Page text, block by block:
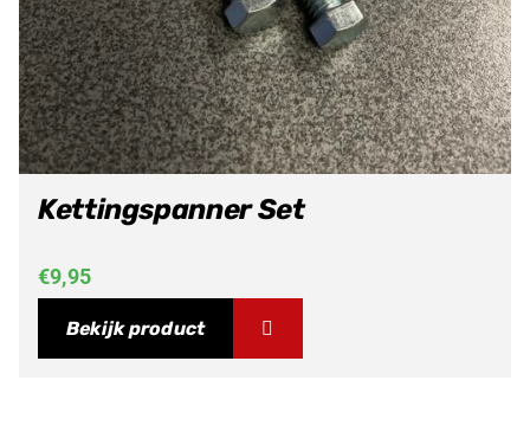
Kettingspanner Set
€9,95
Bekijk product